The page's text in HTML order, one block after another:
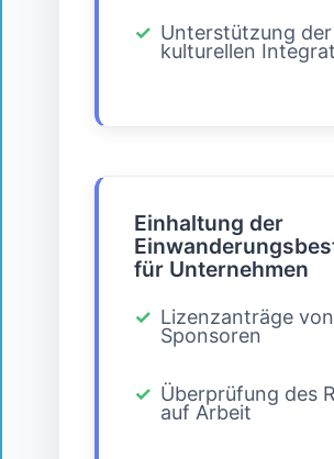
Unterstützung der
kulturellen
Einhaltung der
für Unternehmen
Lizenzanträge von
Sponsoren
Überprüfung des
auf Arbeit